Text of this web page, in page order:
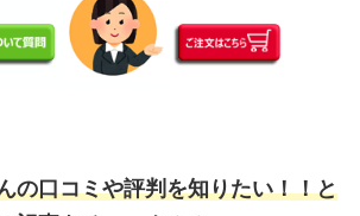
の口コミや評判を知りたい！！と